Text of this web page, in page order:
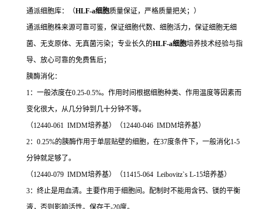
通派细胞库：（HLF-a细胞质量保证，严格质量把关；）
通派细胞株来源可靠可鉴，保证细胞代数、细胞活力，保证细胞无细
菌、无支原体、无真菌污染；专业长久的HLF-a细胞培养技术经验与指
导、放心可靠的免费售后；
胰酶消化：
1：一般浓度在0.25-0.5%。作用时间根据细胞种类、作用温度等因素而
变化很大，从几分钟到几十分钟不等。
（12440-061 IMDM培养基）（12440-046 IMDM培养基）
2：0.25%的胰酶作用于单层贴壁的细胞，在37度条件下，一般消化1-5
分钟就足够了。
（12440-079 IMDM培养基）（11415-064 Leibovitz`s L-15培养基）
3：终止是用血清。主要作用于细胞间。配制时不能用含钙、镁的平衡
液，否则影响活性。保存于-20度。